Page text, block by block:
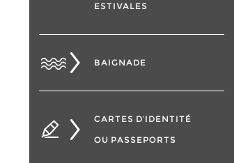
ESTIVALES
BAIGNADE
CARTES D’IDENTITÉ
OU PASSEPORTS